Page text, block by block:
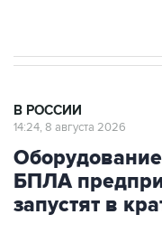
В РОССИИ
14:24, 8 августа 2026
БПЛА
запустят в